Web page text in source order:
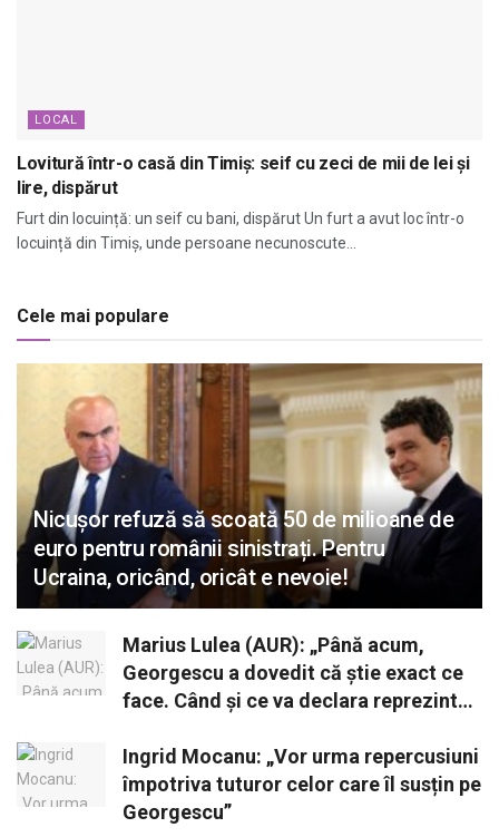
LOCAL
Lovitură într-o casă din Timiș: seif cu zeci de mii de lei și
lire, dispărut
Furt din locuință: un seif cu bani, dispărut Un furt a avut loc într-o
locuință din Timiș, unde persoane necunoscute...
Cele mai populare
Nicușor refuză să scoată 50 de milioane de
euro pentru românii sinistrați. Pentru
Ucraina, oricând, oricât e nevoie!
Marius Lulea (AUR): „Până acum,
Georgescu a dovedit că știe exact ce
face. Când și ce va declara reprezintă
Ingrid Mocanu: „Vor urma repercusiuni
împotriva tuturor celor care îl susțin pe
Georgescu”